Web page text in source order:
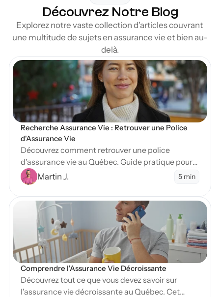
Découvrez Notre Blog
Explorez notre vaste collection d'articles couvrant
une multitude de sujets en assurance vie et bien au-
delà.
Blog
Recherche Assurance Vie : Retrouver une Police
d'Assurance Vie
Découvrez comment retrouver une police
d'assurance vie au Québec. Guide pratique pour
localiser des assurances non réclamées et
comprendre le rôle de l'OAP dans vos
recherches.
Martin J. 5 min
Blog
Comprendre l'Assurance Vie Décroissante
Découvrez tout ce que vous devez savoir sur
l'assurance vie décroissante au Québec. Cet